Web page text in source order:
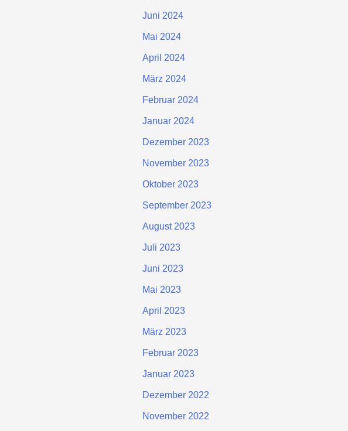
Juni 2024
Mai 2024
April 2024
März 2024
Februar 2024
Januar 2024
Dezember 2023
November 2023
Oktober 2023
September 2023
August 2023
Juli 2023
Juni 2023
Mai 2023
April 2023
März 2023
Februar 2023
Januar 2023
Dezember 2022
November 2022